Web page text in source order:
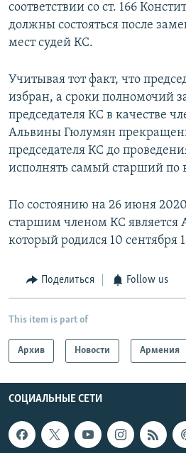
соответствии со ст. 166
должны состояться после
мест судей КС.
Учитывая тот факт, что
избран, а сроки полномочий
председателя КС в качестве
Альвины Гюлумян
председателя КС до
исполнять самый старший по
По состоянию на 26 июня
старшим членом КС является
который родился 10 сентября
Поделиться Follow us
This item is part of
Архив Новости Армения
СОЦИАЛЬНЫЕ СЕТИ